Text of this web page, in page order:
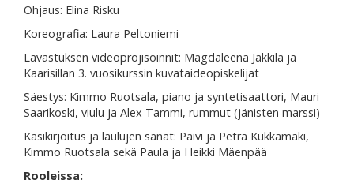
Ohjaus: Elina Risku
Koreografia: Laura Peltoniemi
Lavastuksen videoprojisoinnit: Magdaleena Jakkila ja
Kaarisillan 3. vuosikurssin kuvataideopiskelijat
Säestys: Kimmo Ruotsala, piano ja syntetisaattori, Mauri
Saarikoski, viulu ja Alex Tammi, rummut (jänisten marssi)
Käsikirjoitus ja laulujen sanat: Päivi ja Petra Kukkamäki,
Kimmo Ruotsala sekä Paula ja Heikki Mäenpää
Rooleissa: